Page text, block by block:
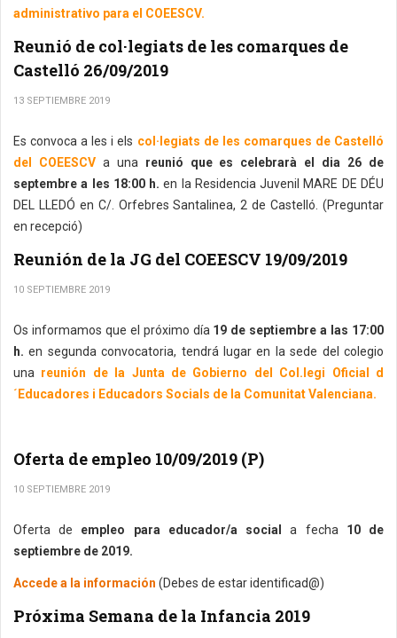
administrativo para el COEESCV.
Reunió de col·legiats de les comarques de
Castelló 26/09/2019
13 SEPTIEMBRE 2019
Es convoca a les i els col·legiats de les comarques de Castelló
del COEESCVa una reunió que es celebrarà el dia 26 de
septembre a les 18:00 h. en la Residencia Juvenil MARE DE DÉU
DEL LLEDÓ en C/. Orfebres Santalinea, 2 de Castelló. (Preguntar
en recepció)
Reunión de la JG del COEESCV 19/09/2019
10 SEPTIEMBRE 2019
Os informamos que el próximo día 19 de septiembre a las 17:00
h. en segunda convocatoria, tendrá lugar en la sede del colegio
una reunión de la Junta de Gobierno del Col.legi Oficial d
´Educadores i Educadors Socials de la Comunitat Valenciana.
Oferta de empleo 10/09/2019 (P)
10 SEPTIEMBRE 2019
Oferta de empleo para educador/a sociala fecha 10 de
septiembre de 2019.
Accede a la información (Debes de estar identificad@)
Próxima Semana de la Infancia 2019